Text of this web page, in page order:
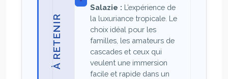
À RETENIR
Salazie : L’expérience de
la luxuriance tropicale. Le
choix idéal pour les
familles, les amateurs de
cascades et ceux qui
veulent une immersion
facile et rapide dans un